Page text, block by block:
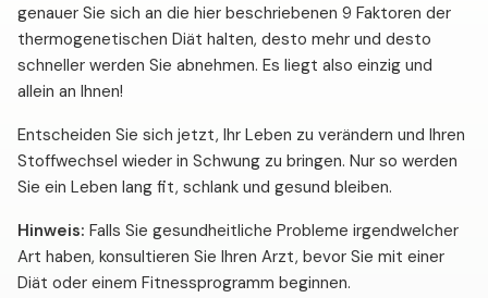
genauer Sie sich an die hier beschriebenen 9 Faktoren der
thermogenetischen Diät halten, desto mehr und desto
schneller werden Sie abnehmen. Es liegt also einzig und
allein an Ihnen!
Entscheiden Sie sich jetzt, Ihr Leben zu verändern und Ihren
Stoffwechsel wieder in Schwung zu bringen. Nur so werden
Sie ein Leben lang fit, schlank und gesund bleiben.
Hinweis: Falls Sie gesundheitliche Probleme irgendwelcher
Art haben, konsultieren Sie Ihren Arzt, bevor Sie mit einer
Diät oder einem Fitnessprogramm beginnen.